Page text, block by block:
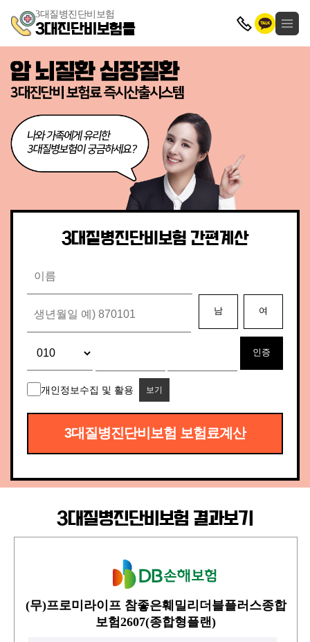
3대질병진단비보험
3대진단비보험몰
3대질병진단비보험 간편계산
남 여
인증
개인정보수집 및 활용 보기
3대질병진단비보험 보험료계산
3대질병진단비보험 결과보기
(무)프로미라이프 참좋은훼밀리더블플러스종합
보험2607(종합형플랜)